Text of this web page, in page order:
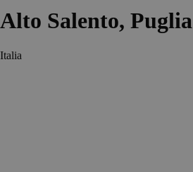
Alto Salento, Puglia
Italia